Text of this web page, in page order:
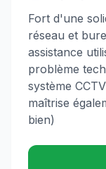
Fort d'une
réseau et
assistance
problème
système
maîtrise
bien)